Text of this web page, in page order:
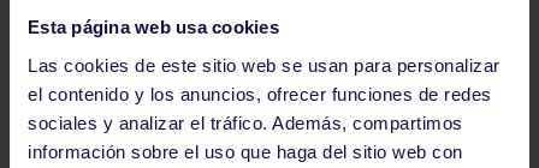
Esta página web usa cookies
Las cookies de este sitio web se usan para personalizar
el contenido y los anuncios, ofrecer funciones de redes
sociales y analizar el tráfico. Además, compartimos
información sobre el uso que haga del sitio web con